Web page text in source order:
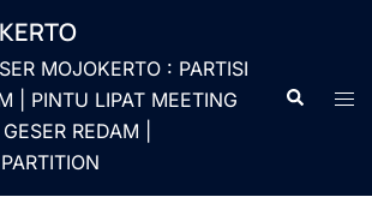
MOJOKERTO : PARTISI
| PINTU LIPAT MEETING
REDAM |
Cari